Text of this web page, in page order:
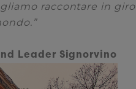
raccontare in giro
Leader Signorvino